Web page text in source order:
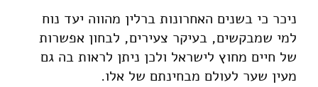
ניכר כי בשנים האחרונות ברלין מהווה יעד נוח
למי שמבקשים, בעיקר צעירים, לבחון אפשרות
של חיים מחוץ לישראל ולכן ניתן לראות בה גם
מעין שער לעולם מבחינתם של אלו.